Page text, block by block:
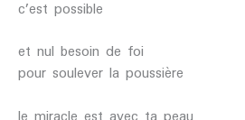
c’est possible
et nul besoin de foi
pour soulever la poussière